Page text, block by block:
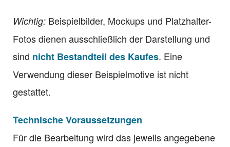
Wichtig: Beispielbilder, Mockups und Platzhalter-
Fotos dienen ausschließlich der Darstellung und
sind nicht Bestandteil des Kaufes. Eine
Verwendung dieser Beispielmotive ist nicht
gestattet.
Technische Voraussetzungen
Für die Bearbeitung wird das jeweils angegebene